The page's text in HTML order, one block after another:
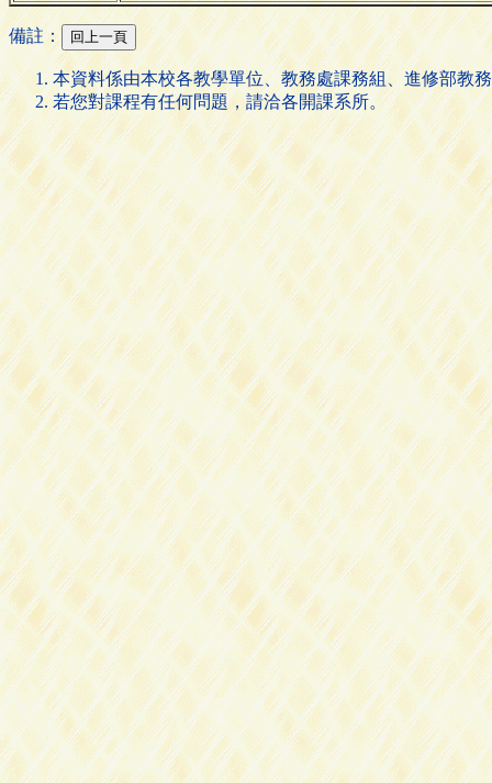
備註：
本資料係由本校各教學單位、教務處課務組、進修部教
若您對課程有任何問題，請洽各開課系所。